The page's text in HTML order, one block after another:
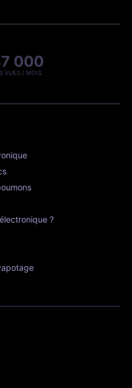
000
VUES / MOIS
?